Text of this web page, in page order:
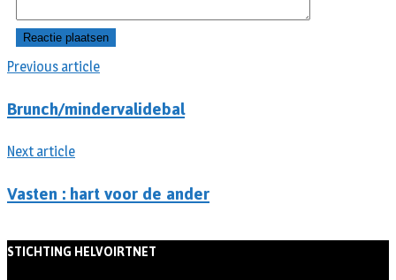
Previous article
Brunch/mindervalidebal
Next article
Vasten : hart voor de ander
STICHTING HELVOIRTNET